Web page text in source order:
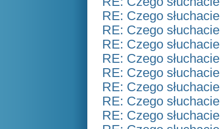
RE: Czego
RE: Czego
RE: Czego
RE: Czego
RE: Czego
RE: Czego
RE: Czego
RE: Czego